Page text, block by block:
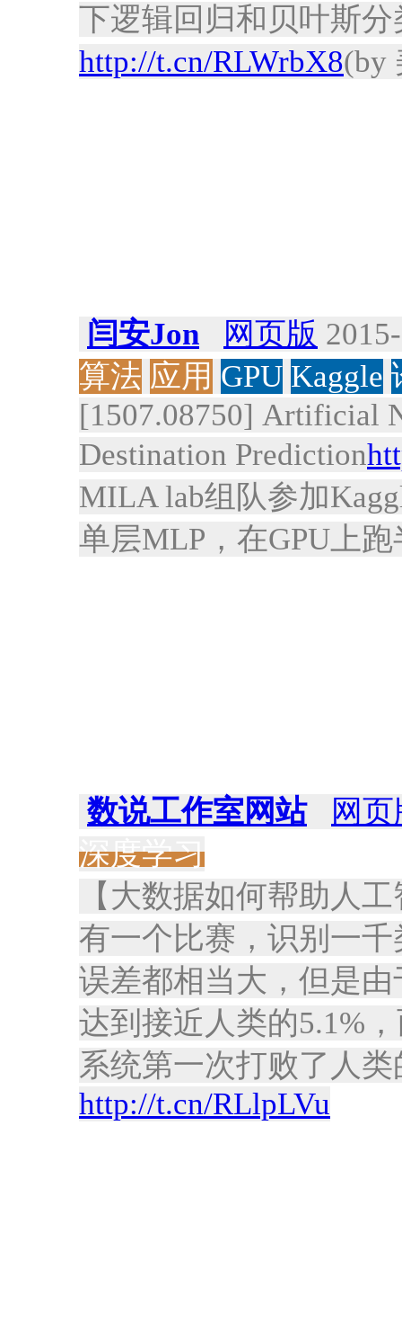
下逻辑回归和贝叶斯
http://t.cn/RLWrbX8(by
闫安Jon 网页版
算法 应用 GPU Kaggle
[1507.08750] Artificial
Destination Prediction
MILA lab组队参加
单层MLP，在GPU上
数说工作室网站
网
深度学习
【大数据如何帮助人
有一个比赛，识别一
误差都相当大，但是
达到接近人类的5.1%
系统第一次打败了人
http://t.cn/RLlpLVu